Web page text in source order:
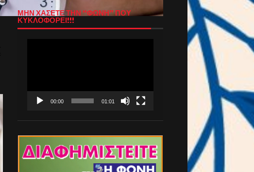
ΜΗΝ ΧΑΣΕΤΕ ΤΗΝ “ΦΩΝΗ” ΠΟΥ
ΚΥΚΛΟΦΟΡΕΙ!!!
00:00 01:01